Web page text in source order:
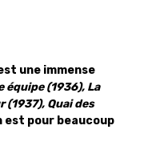
une immense
équipe (1936), La
(1937), Quai des
est pour beaucoup